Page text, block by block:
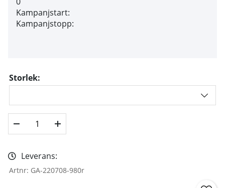
Kampanjstart:
Kampanjstopp:
Storlek:
Leverans:
Artnr: GA-220708-980r